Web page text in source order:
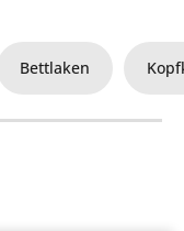
Bettlaken